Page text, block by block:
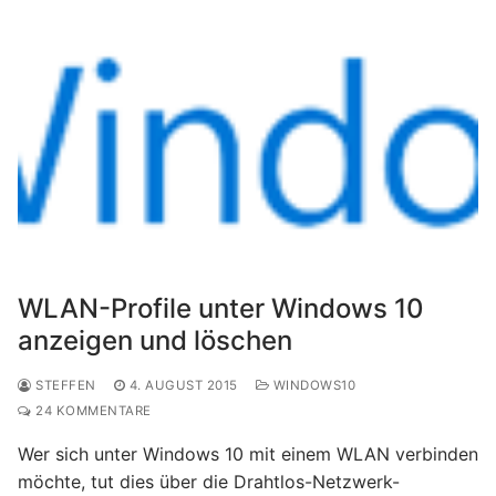
WLAN-Profile unter Windows 10
anzeigen und löschen
STEFFEN 4. AUGUST 2015
WINDOWS10
24 KOMMENTARE
Wer sich unter Windows 10 mit einem WLAN verbinden
möchte, tut dies über die Drahtlos-Netzwerk-